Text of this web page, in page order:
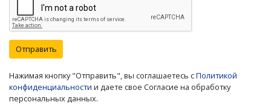
Отправить
Нажимая кнопку "Отправить", вы соглашаетесь сПолитикой
конфиденциальности и даете свое Согласие на обработку
персональных данных.